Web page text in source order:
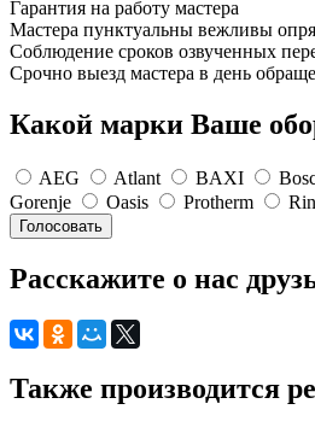
Гарантия на работу мастера
Мастера пунктуальны вежливы
Соблюдение сроков озвученных
Срочно выезд мастера в день
Какой марки Ваше
AEG Atlant BAXI
Gorenje
Oasis Protherm
Расскажите о нас
Также производится